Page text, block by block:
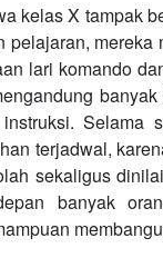
kelas X tampak
pelajaran,
lari komando
Selama
terjadwal,
sekaligus
banyak